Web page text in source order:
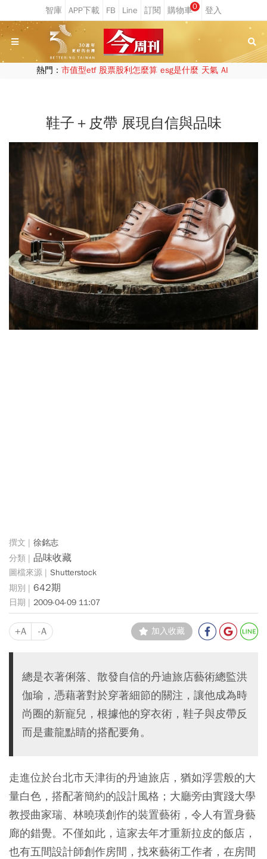
0
熱門： 市值型etf 股票股利怎麼算 esg是什麼 天氣 AI
鞋子＋皮帶 展現自信與品味
徐銘志
品味收藏
Shutterstock
642期
2009-04-09 11:07
+A -A 加入收藏
總是衣著俐落、散發自信的丹迪旅店藝術總監洪
伽瑜，憑藉著對於穿著細節的關注，讓他成為時
尚圈的新寵兒，根據他的穿衣術，鞋子與皮帶反
而是畫龍點睛的搭配要角。
走進位於台北市天津街的丹迪旅店，猶如浮雲般的大
量白色，搭配著簡約的設計風格；大廳旁由實踐大學
教授曲家瑞、林曉瑛創作的裝置藝術，令人有置身藝
廊的錯覺。不僅如此，這家去年才重新拉皮的飯店，
也有五間設計師創作房間，找來藝術工作者，在房間